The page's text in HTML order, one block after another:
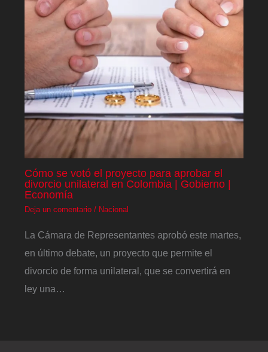
Cómo se votó el proyecto para aprobar el
divorcio unilateral en Colombia | Gobierno |
Economía
Deja un comentario / Nacional
La Cámara de Representantes aprobó este martes,
en último debate, un proyecto que permite el
divorcio de forma unilateral, que se convertirá en
ley una…